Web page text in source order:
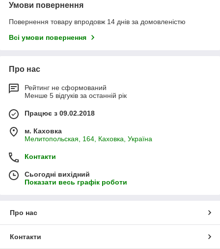
Умови повернення
Повернення товару впродовж 14 днів за домовленістю
Всі умови повернення
Про нас
Рейтинг не сформований
Менше 5 відгуків за останній рік
Працює з 09.02.2018
м. Каховка
Мелитопольская, 164, Каховка, Україна
Контакти
Сьогодні вихідний
Показати весь графік роботи
Про нас
Контакти